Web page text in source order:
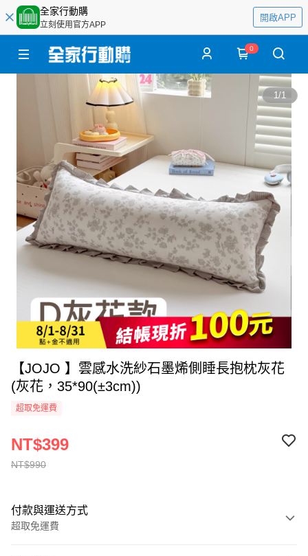
全家行動購
立刻使用官方APP
開啟APP
0
1/1
【JOJO 】雲感水洗紗石墨烯側睡長抱枕灰花
(灰花，35*90(±3cm))
超取免運費
NT$990
NT$399
付款與運送方式
超取免運費